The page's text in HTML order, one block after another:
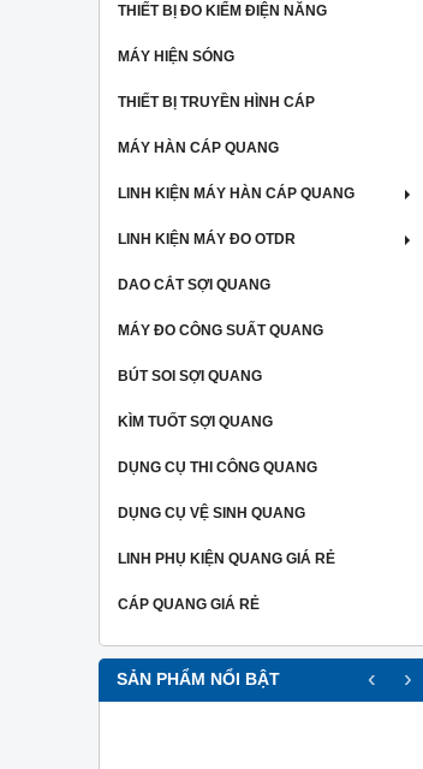
THIẾT BỊ ĐO KIỂM ĐIỆN NĂNG
MÁY HIỆN SÓNG
THIẾT BỊ TRUYỀN HÌNH CÁP
MÁY HÀN CÁP QUANG
LINH KIỆN MÁY HÀN CÁP QUANG
LINH KIỆN MÁY ĐO OTDR
DAO CẮT SỢI QUANG
MÁY ĐO CÔNG SUẤT QUANG
BÚT SOI SỢI QUANG
KÌM TUỐT SỢI QUANG
DỤNG CỤ THI CÔNG QUANG
DỤNG CỤ VỆ SINH QUANG
LINH PHỤ KIỆN QUANG GIÁ RẺ
CÁP QUANG GIÁ RẺ
SẢN PHẨM NỔI BẬT ‹ ›
Dao cắt sợi quang FC-6S tới từ thương hiệu
quá trình thi công cáp quang.
7,500,000 đ
-14%